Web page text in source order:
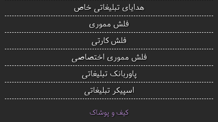
هدایای تبلیغاتی خاص
فلش مموری
فلش کارتی
فلش مموری اختصاصی
پاوربانک تبلیغاتی
اسپیکر تبلیغاتی
کیف و پوشاک